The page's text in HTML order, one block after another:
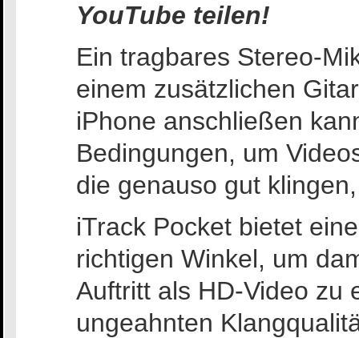
YouTube teilen!
Ein tragbares Stereo-
einem zusätzlichen
iPhone anschließen
Bedingungen, um
die genauso gut
iTrack Pocket bietet
richtigen Winkel, um
Auftritt als HD-Video zu
ungeahnten